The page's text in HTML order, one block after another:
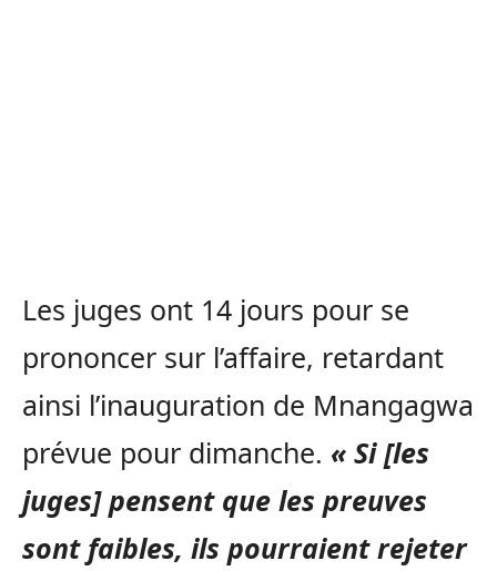
Les juges ont 14 jours pour se
prononcer sur l’affaire, retardant
ainsi l’inauguration de Mnangagwa
prévue pour dimanche. « Si [les
juges] pensent que les preuves
sont faibles, ils pourraient rejeter